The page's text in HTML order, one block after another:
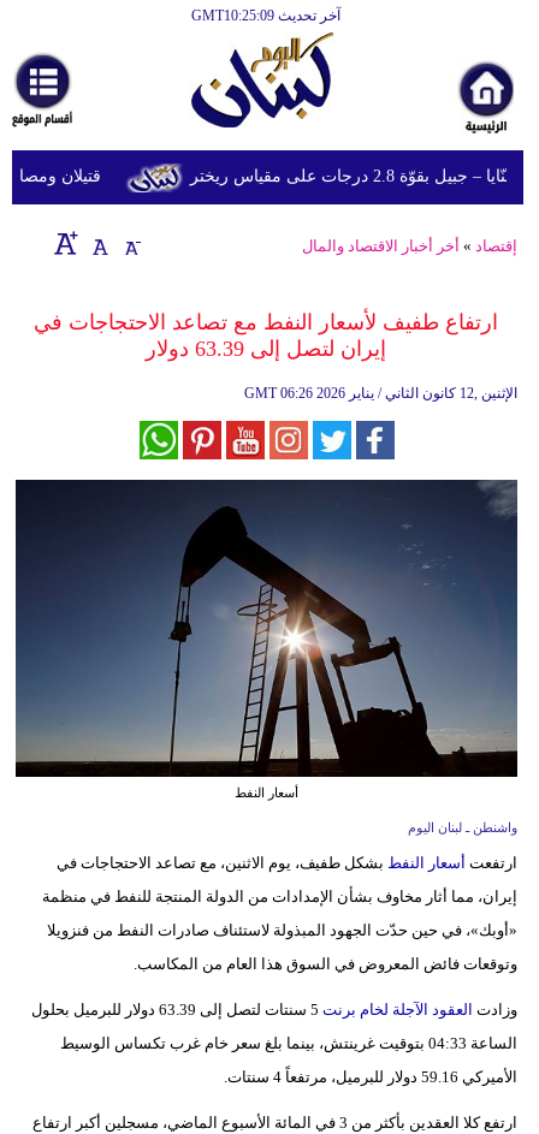
آخر تحديث GMT10:25:09
أخبارعاجلة
رياضة
ثقافة
إقتصاد
وموسيقى
تعليم
إسلامية
قتيلان ومصابون جراء 14 غارة إسرائيلية على شرق 2.8 درجات على مقياس ريختر
إقتصاد » أخر أخبار الاقتصاد والمال
ارتفاع طفيف لأسعار النفط مع تصاعد الاحتجاجات في
إيران لتصل إلى 63.39 دولار
GMT 06:26 2026 الإثنين ,12 كانون الثاني / يناير
أسعار النفط
واشنطن ـ لبنان اليوم
ارتفعت أسعار النفط بشكل طفيف، يوم الاثنين، مع تصاعد الاحتجاجات في
إيران، مما أثار مخاوف بشأن الإمدادات من الدولة المنتجة للنفط في منظمة
«أوبك»، في حين حدّت الجهود المبذولة لاستئناف صادرات النفط من فنزويلا
وتوقعات فائض المعروض في السوق هذا العام من المكاسب.
وزادت العقود الآجلة لخام برنت
5 سنتات لتصل إلى 63.39 دولار للبرميل بحلول
الساعة 04:33 بتوقيت غرينتش، بينما بلغ سعر خام غرب تكساس الوسيط
الأميركي 59.16 دولار للبرميل، مرتفعاً 4 سنتات.
ارتفع كلا العقدين بأكثر من 3 في المائة الأسبوع الماضي، مسجلين أكبر ارتفاع